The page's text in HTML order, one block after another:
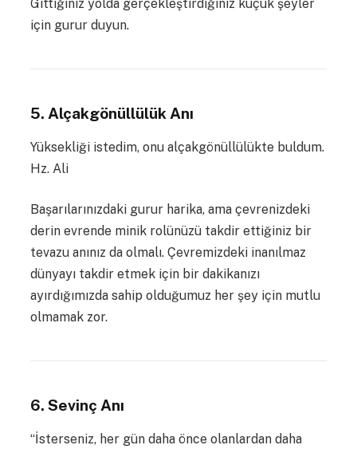
Gittiğiniz yolda gerçekleştirdiğiniz küçük şeyler
için gurur duyun.
5. Alçakgönüllülük Anı
Yüksekliği istedim, onu alçakgönüllülükte buldum.
Hz. Ali
Başarılarınızdaki gurur harika, ama çevrenizdeki
derin evrende minik rolünüzü takdir ettiğiniz bir
tevazu anınız da olmalı. Çevremizdeki inanılmaz
dünyayı takdir etmek için bir dakikanızı
ayırdığımızda sahip olduğumuz her şey için mutlu
olmamak zor.
6. Sevinç Anı
“İsterseniz, her gün daha önce olanlardan daha